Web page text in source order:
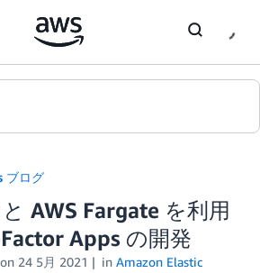
ブログ
AWS Fargate を利用
Apps の開発
on 24 5月 2021 in Amazon Elastic